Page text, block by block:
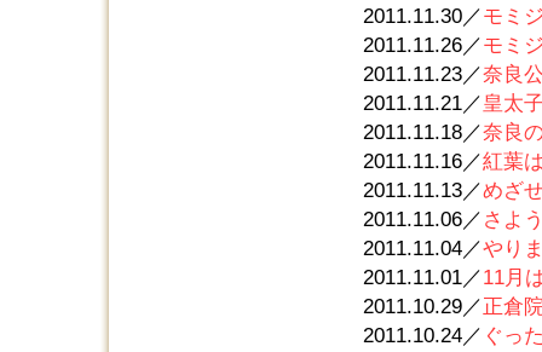
2011.11.30／モミ
2011.11.26／モミ
2011.11.23／奈良
2011.11.21／皇太
2011.11.18／奈良
2011.11.16／紅葉
2011.11.13／めざ
2011.11.06／ さよ
2011.11.04／やり
2011.11.01／11月
2011.10.29／正倉
2011.10.24／ ぐっ